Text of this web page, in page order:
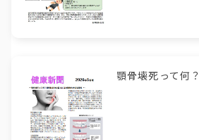
顎骨壊死って何？